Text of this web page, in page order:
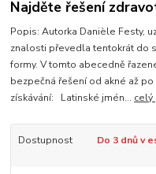
Najděte řešení
Popis: Autorka Danièle Festy,
znalosti převedla tentokrát do
formy. V tomto abecedně
bezpečná řešení od akné až
získávání: Latinské jmén... celý
Dostupnost Do 3 dnů v